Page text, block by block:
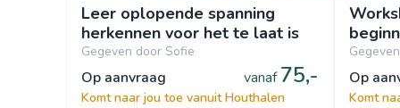
Leer oplopende spanning
herkennen voor het te laat is
Gegeven door Sofie
op aanvraag vanaf 75,-
Komt naar jou toe vanuit Houthalen
op
Komt